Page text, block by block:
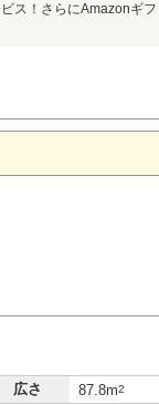
ス！さらにAmazonギ
広さ 87.8m2